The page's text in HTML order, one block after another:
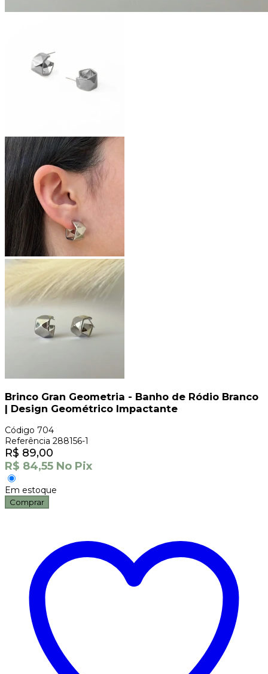
Brinco Gran Geometria - Banho de Ródio Branco
| Design Geométrico Impactante
Código 704
Referência 288156-1
R$ 89,00
R$ 84,55 No Pix
Em estoque
Comprar